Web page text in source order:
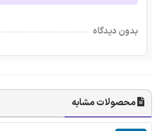
بدون دیدگاه
محصولات مشابه